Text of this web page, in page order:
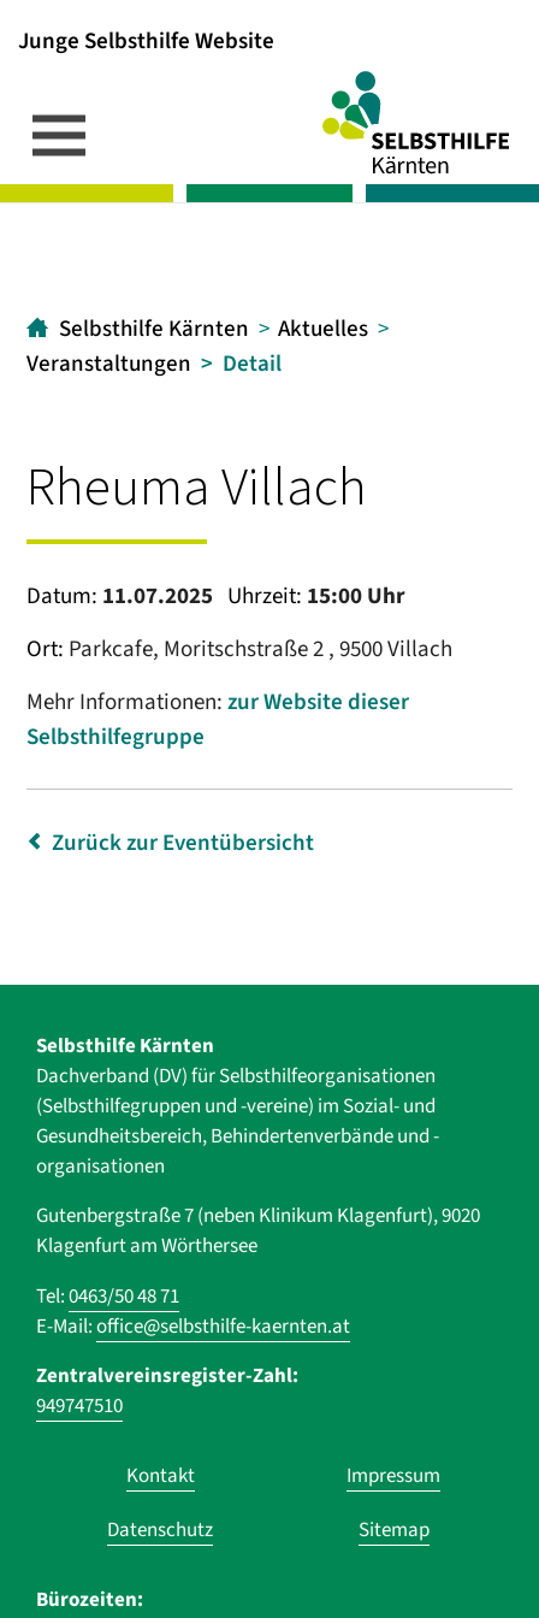
Junge Selbsthilfe Website
[1]
[2]
[3]
Selbsthilfe Kärnten
Aktuelles
Veranstaltungen
Detail
Rheuma Villach
Datum: 11.07.2025 Uhrzeit: 15:00 Uhr
Ort: Parkcafe, Moritschstraße 2 , 9500 Villach
Mehr Informationen:zur Website dieser
Selbsthilfegruppe
Zurück zur Eventübersicht
Selbsthilfe Kärnten
Dachverband (DV) für Selbsthilfe­organisationen
(Selbsthilfegruppen und -vereine) im Sozial- und
Gesundheits­bereich, ­Behindertenverbände und ­-
organisationen
Gutenbergstraße 7 (neben Klinikum Klagenfurt), 9020
Klagenfurt am Wörthersee
Tel:0463/50 48 71
E-Mail:office@selbsthilfe-kaernten.at
Zentralvereinsregister-Zahl:
949747510
Navigation
überspringen
Kontakt
Impressum
Datenschutz
Sitemap
Bürozeiten: